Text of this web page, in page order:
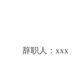
辞职人：xxx